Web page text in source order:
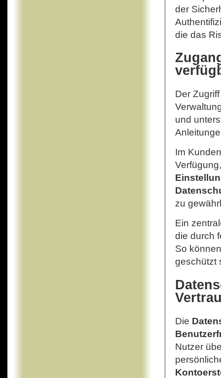
der
die das
Der
und
Im
zu
Ein
die durch
So
geschützt
Die
Nutzer